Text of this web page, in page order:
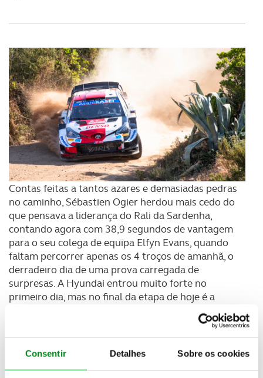
Consentir Detalhes Sobre os cookies
Contas feitas a tantos azares e demasiadas pedras
no caminho, Sébastien Ogier herdou mais cedo do
que pensava a liderança do Rali da Sardenha,
contando agora com 38,9 segundos de vantagem
para o seu colega de equipa Elfyn Evans, quando
faltam percorrer apenas os 4 troços de amanhã, o
derradeiro dia de uma prova carregada de
surpresas. A Hyundai entrou muito forte no
primeiro dia, mas no final da etapa de hoje é a
Toyota que “ri melhor”, ao ocupar os dois primeiros
lugares da classificação geral, com Ogier e Evans a
controlarem os acontecimentos, uma vez que o
Hyundai de Thierry Neuville é o 3º classificado já a